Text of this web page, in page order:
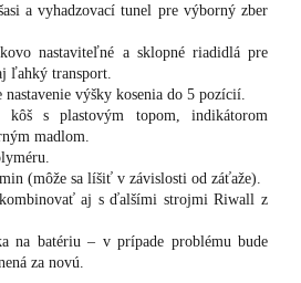
a vyhadzovací tunel pre výborný zber
nastaviteľné a sklopné riadidlá pre
ľahký transport.
nastavenie výšky kosenia do 5 pozícií.
kôš s plastovým topom, indikátorom
madlom.
(môže sa líšiť v závislosti od záťaže).
aj s ďalšími strojmi Riwall z
na batériu – v prípade problému bude
za novú.